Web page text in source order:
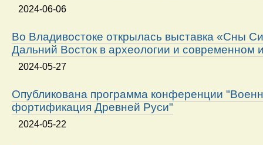
2024-06-06
Во Владивостоке открылась выставка «Сны
Дальний Восток в археологии и современном
2024-05-27
Опубликована программа конференции
фортификация Древней Руси"
2024-05-22